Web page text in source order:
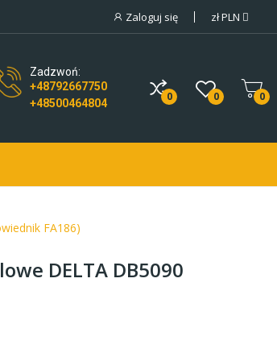
Zaloguj się złPLN
Zadzwoń:
+48792667750
+48500464804
0 0 0
FA186)
DELTA DB5090